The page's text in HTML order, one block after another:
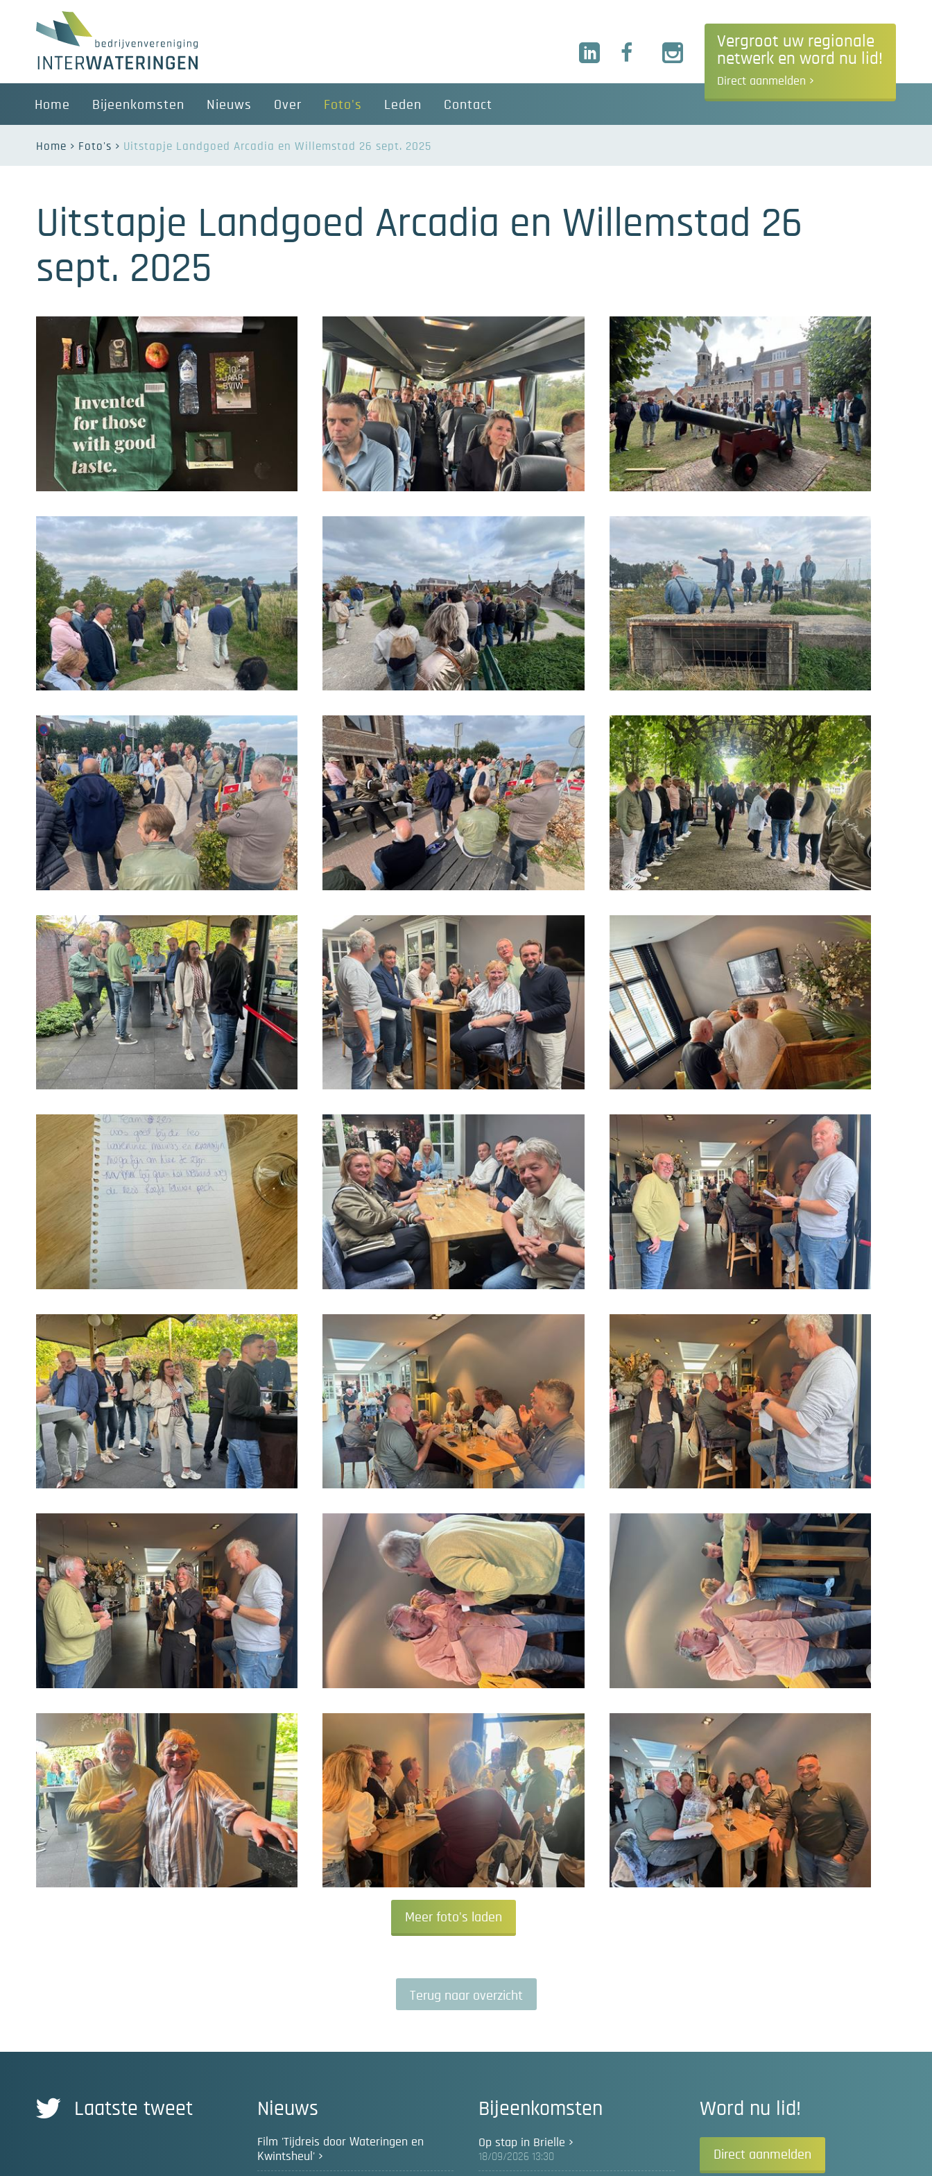
Vergroot uw regionale
netwerk en word nu lid!
Direct aanmelden
Home Bijeenkomsten Nieuws Over Foto's Leden Contact
Home Foto's Uitstapje Landgoed Arcadia en Willemstad 26 sept. 2025
Uitstapje Landgoed Arcadia en Willemstad 26
sept. 2025
Meer foto's laden
Terug naar overzicht
Laatste tweet Nieuws
Film 'Tijdreis door Wateringen en
Kwintsheul'
Bijeenkomsten
Op stap in Brielle
18/09/2026 13:30
Word nu lid!
Direct aanmelden